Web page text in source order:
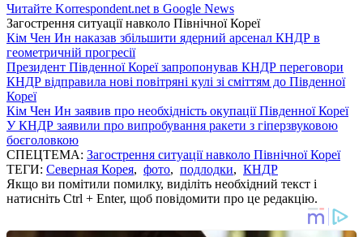
Читайте Korrespondent.net в Google News
Загострення ситуації навколо Пiвнічної Кореї
Кім Чен Ин наказав збільшити ядерний арсенал КНДР в
геометричній прогресії
Президент Південної Кореї запропонував КНДР переговори
КНДР відправила нові повітряні кулі зі сміттям до Південної
Кореї
Кім Чен Ин заявив про необхідність окупації Південної Кореї
У КНДР заявили про випробування ракети з гіперзвуковою
боєголовкою
СПЕЦТЕМА: Загострення ситуації навколо Пiвнічної Кореї
ТЕГИ: Северная Корея, фото, подлодки, КНДР
Якщо ви помітили помилку, виділіть необхідний текст і
натисніть Ctrl + Enter, щоб повідомити про це редакцію.